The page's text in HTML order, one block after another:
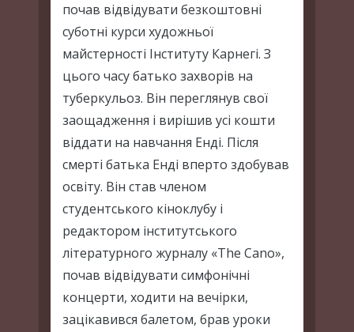
почав відвідувати безкоштовні
суботні курси художньої
майстерності Інституту Карнегі. З
цього часу батько захворів на
туберкульоз. Він переглянув свої
заощадження і вирішив усі кошти
віддати на навчання Енді. Після
смерті батька Енді вперто здобував
освіту. Він став членом
студентського кіноклубу і
редактором інститутського
літературного журналу «The Cano»,
почав відвідувати симфонічні
концерти, ходити на вечірки,
зацікавився балетом, брав уроки